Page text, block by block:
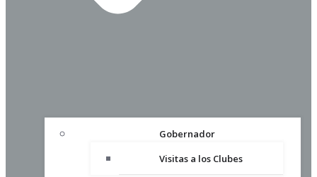
Gobernador
Visitas a los Clubes